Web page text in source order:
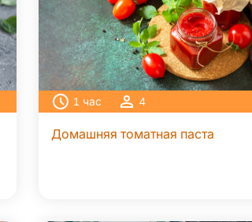
1 час 4
Домашняя томатная паста